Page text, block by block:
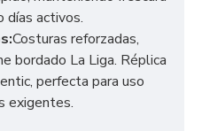
días activos.
Costuras reforzadas,
bordado La Liga. Réplica
perfecta para uso
exigentes.